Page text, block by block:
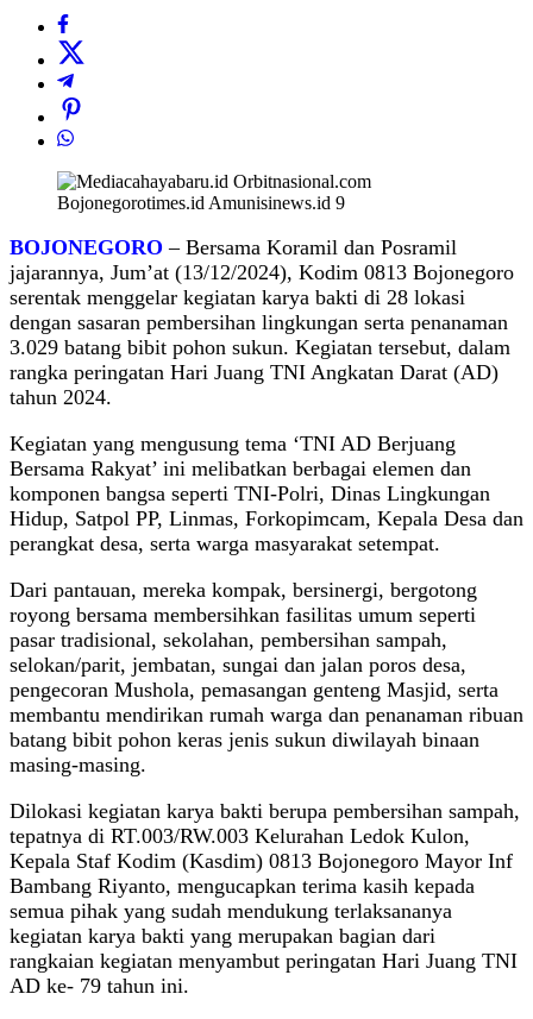
BOJONEGORO – Bersama Koramil dan Posramil
jajarannya, Jum’at (13/12/2024), Kodim 0813 Bojonegoro
serentak menggelar kegiatan karya bakti di 28 lokasi
dengan sasaran pembersihan lingkungan serta penanaman
3.029 batang bibit pohon sukun. Kegiatan tersebut, dalam
rangka peringatan Hari Juang TNI Angkatan Darat (AD)
tahun 2024.
Kegiatan yang mengusung tema ‘TNI AD Berjuang
Bersama Rakyat’ ini melibatkan berbagai elemen dan
komponen bangsa seperti TNI-Polri, Dinas Lingkungan
Hidup, Satpol PP, Linmas, Forkopimcam, Kepala Desa dan
perangkat desa, serta warga masyarakat setempat.
Dari pantauan, mereka kompak, bersinergi, bergotong
royong bersama membersihkan fasilitas umum seperti
pasar tradisional, sekolahan, pembersihan sampah,
selokan/parit, jembatan, sungai dan jalan poros desa,
pengecoran Mushola, pemasangan genteng Masjid, serta
membantu mendirikan rumah warga dan penanaman ribuan
batang bibit pohon keras jenis sukun diwilayah binaan
masing-masing.
Dilokasi kegiatan karya bakti berupa pembersihan sampah,
tepatnya di RT.003/RW.003 Kelurahan Ledok Kulon,
Kepala Staf Kodim (Kasdim) 0813 Bojonegoro Mayor Inf
Bambang Riyanto, mengucapkan terima kasih kepada
semua pihak yang sudah mendukung terlaksananya
kegiatan karya bakti yang merupakan bagian dari
rangkaian kegiatan menyambut peringatan Hari Juang TNI
AD ke- 79 tahun ini.